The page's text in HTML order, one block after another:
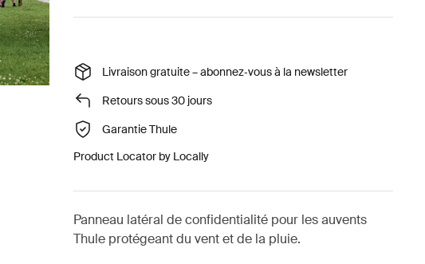
Livraison gratuite – abonnez‑vous à la newsletter
Retours sous 30 jours
Garantie Thule
Product Locator by Locally
Panneau latéral de confidentialité pour les auvents
Thule protégeant du vent et de la pluie.